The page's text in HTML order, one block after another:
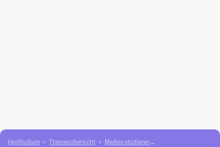
HeyStudium Themenübersicht Medien studieren